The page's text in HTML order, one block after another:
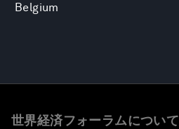
Belgium
世界経済フォーラムについて